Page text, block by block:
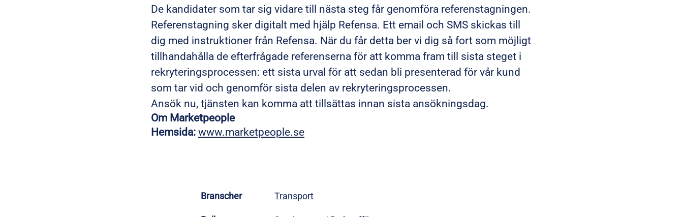
De kandidater som tar sig vidare till nästa steg får genomföra referenstagningen.
Referenstagning sker digitalt med hjälp Refensa. Ett email och SMS skickas till
dig med instruktioner från Refensa. När du får detta ber vi dig så fort som möjligt
tillhandahålla de efterfrågade referenserna för att komma fram till sista steget i
rekryteringsprocessen: ett sista urval för att sedan bli presenterad för vår kund
som tar vid och genomför sista delen av rekryteringsprocessen.
Ansök nu, tjänsten kan komma att tillsättas innan sista ansökningsdag.
Om Marketpeople
Hemsida: www.marketpeople.se
Branscher Transport